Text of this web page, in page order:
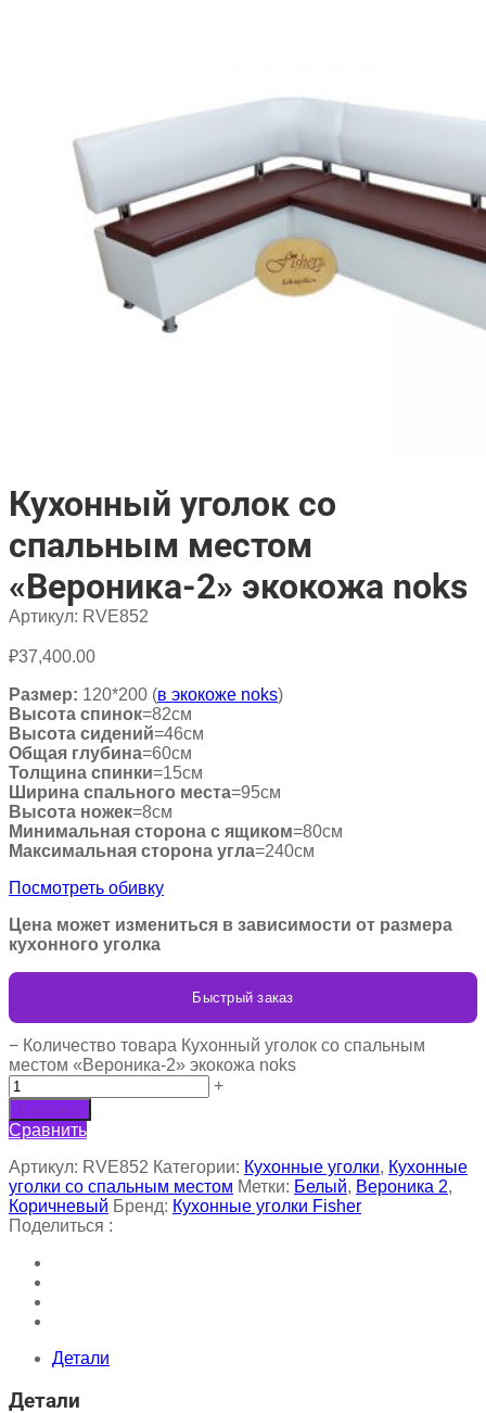
Кухонный уголок со
спальным местом
«Вероника-2» экокожа noks
Артикул: RVE852
₽37,400.00
Размер: 120*200 (в экокоже noks)
Высота спинок=82см
Высота сидений=46см
Общая глубина=60см
Толщина спинки=15см
Ширина спального места=95см
Высота ножек=8см
Минимальная сторона с ящиком=80см
Максимальная сторона угла=240см
Посмотреть обивку
Цена может измениться в зависимости от размера
кухонного уголка
Быстрый заказ
− Количество товара Кухонный уголок со спальным
местом «Вероника-2» экокожа noks
+
В корзину
Сравнить
Артикул: RVE852 Категории: Кухонные уголки, Кухонные
уголки со спальным местом Метки: Белый, Вероника 2,
Коричневый Бренд: Кухонные уголки Fisher
Поделиться :
Детали
Детали